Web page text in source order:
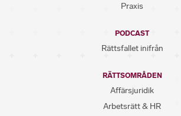
Praxis
PODCAST
Rättsfallet inifrån
RÄTTSOMRÅDEN
Affärsjuridik
Arbetsrätt & HR